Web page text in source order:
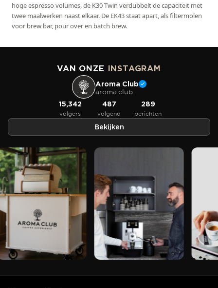
hoge espresso volumes, de K30 Twin verdubbelt de capaciteit met
twee maalwerken naast elkaar. De EK43 staat apart, als filtermolen
voor brew bar, pour over en batch brew.
VAN ONZE INSTAGRAM
Aroma Club
aroma.club
15,342
volgers
487
volgend
289
berichten
Bekijken